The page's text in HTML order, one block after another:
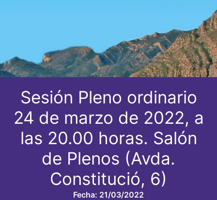
Sesión Pleno ordinario
24 de marzo de 2022, a
las 20.00 horas. Salón
de Plenos (Avda.
Constitució, 6)
Fecha: 21/03/2022